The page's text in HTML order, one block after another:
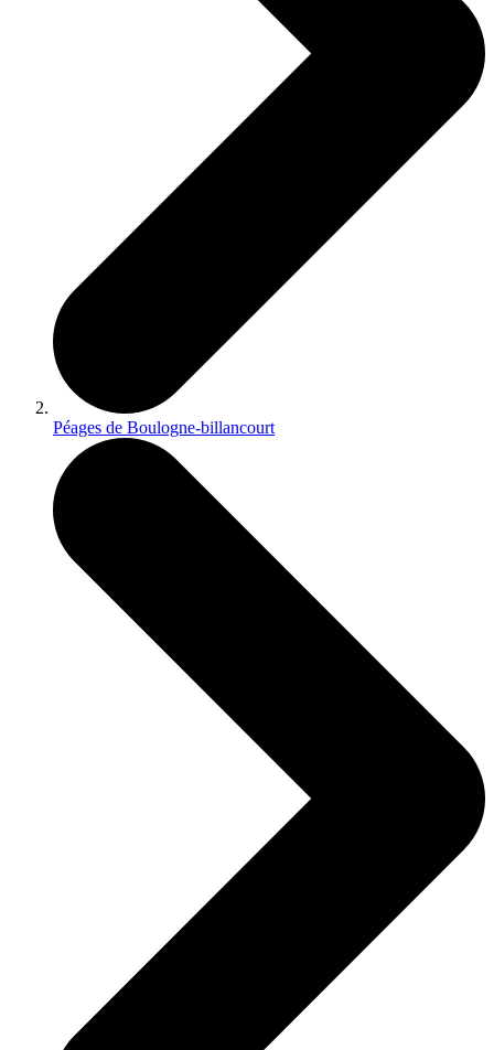
Péages de Boulogne-billancourt